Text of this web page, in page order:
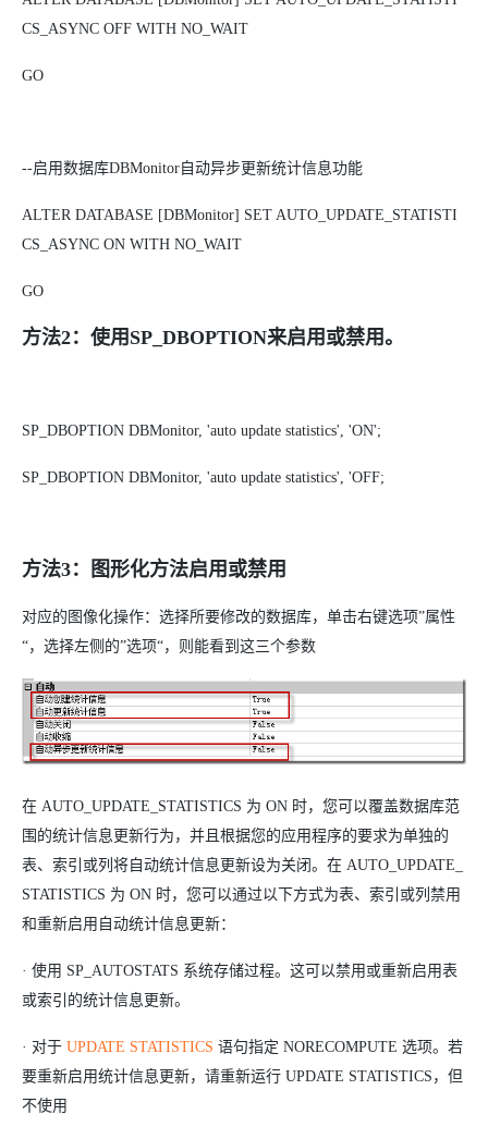
CS_ASYNC OFF WITH NO_WAIT
GO
--启用数据库DBMonitor自动异步更新统计信息功能
ALTER DATABASE [DBMonitor] SET AUTO_UPDATE_STATISTI
CS_ASYNC ON WITH NO_WAIT
GO
方法2：使用 SP_DBOPTION来启用或禁用。
SP_DBOPTION DBMonitor, 'auto update statistics', 'ON';
SP_DBOPTION DBMonitor, 'auto update statistics', 'OFF;
方法3：图形化方法启用或禁用
对应的图像化操作：选择所要修改的数据库，单击右键选项”属性
“，选择左侧的”选项“，则能看到这三个参数
在 AUTO_UPDATE_STATISTICS 为 ON 时，您可以覆盖数据库范
围的统计信息更新行为，并且根据您的应用程序的要求为单独的
表、索引或列将自动统计信息更新设为关闭。在 AUTO_UPDATE_
STATISTICS 为 ON 时，您可以通过以下方式为表、索引或列禁用
和重新启用自动统计信息更新：
· 使用 SP_AUTOSTATS 系统存储过程。这可以禁用或重新启用表
或索引的统计信息更新。
· 对于 UPDATE STATISTICS 语句指定 NORECOMPUTE 选项。若
要重新启用统计信息更新，请重新运行 UPDATE STATISTICS，但
不使用